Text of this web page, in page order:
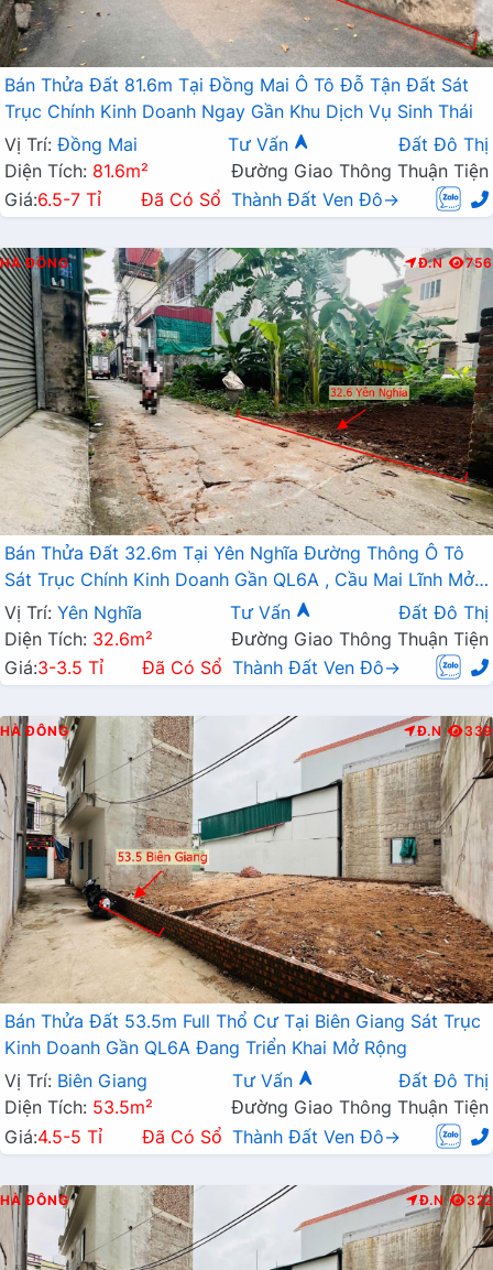
Bán Thửa Đất 81.6m Tại Đồng Mai Ô Tô Đỗ Tận Đất Sát
Trục Chính Kinh Doanh Ngay Gần Khu Dịch Vụ Sinh Thái
Vị Trí: Đồng Mai Tư Vấn
Đất Đô Thị
Diện Tích: 81.6m²
Đường Giao Thông Thuận Tiện
Giá:6.5-7 Tỉ Đã Có Sổ Thành Đất Ven Đô→
HÀ ĐÔNG Đ.N 756
Bán Thửa Đất 32.6m Tại Yên Nghĩa Đường Thông Ô Tô
Sát Trục Chính Kinh Doanh Gần QL6A , Cầu Mai Lĩnh Mở
Rộng
Vị Trí: Yên Nghĩa Tư Vấn
Đất Đô Thị
Diện Tích: 32.6m²
Đường Giao Thông Thuận Tiện
Giá:3-3.5 Tỉ Đã Có Sổ Thành Đất Ven Đô→
HÀ ĐÔNG Đ.N 339
Bán Thửa Đất 53.5m Full Thổ Cư Tại Biên Giang Sát Trục
Kinh Doanh Gần QL6A Đang Triển Khai Mở Rộng
Vị Trí: Biên Giang Tư Vấn
Đất Đô Thị
Diện Tích: 53.5m²
Đường Giao Thông Thuận Tiện
Giá:4.5-5 Tỉ Đã Có Sổ Thành Đất Ven Đô→
HÀ ĐÔNG Đ.N 322